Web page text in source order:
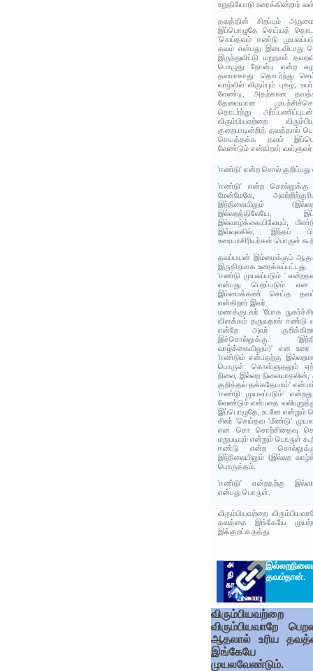
உறுதியோடு உரைக்கின்றார்
தவத்தின் சிறப்பும்‌
இப்‌பொழுதே செய்யத்‌
'செய்தவம் ஈண்டு
தவம் என்பது இடைவிடாது
இருந்துவிட்டு மறுநாள்
பொழுது நோன்பு என்ற
தவமாகாது. தொடர்ந்து
வாழ்வில் விரும்பும் புகழ்,
வேண்டி, அதற்கான
தேவையான
தொடர்ந்து
விரும்பியவற்றை
குறைபாடின்றித் தவத்தால்
செயத்தக்க தவம்
வேண்டும் என்கிறார்
'ஈண்டு' என்ற சொல்
'ஈண்டு' என்ற சொல்லுக்கு
மேன்மேலே,
இந்நிலையிலும்
இல்லறத்திலேயே,
இல்வாழ்க்கையிலேயும்,
இவ்வுலகில், இந்தப்
உரையாசிரியர்கள் பொருள்
தவப்பயன் இம்மைக்கும்
இருதிறமாக உரைக்கப்பட்டது.
'ஈண்டு முயலப்படும் '
என்பது பெறப்படும் என
இம்மைக்கண் செய்த தவம்
என்கிறார் இவர்.
மணக்குடவர் 'போக
விளக்கம் தருவதால் ஈண்டு
என்றே அவர்
இச்சொல்லுக்கு
வாழ்க்கையிலும்)' என
'ஈண்டும் என்பதற்கு
பொருள் கொள்ளுதலும்
நிலை, இல்லற
குறித்தல் தக்கதேயாம்'
'ஈண்டு முயலப்படும்'
வேண்டும் என்பதை
இப்பொழுதே, உடனே என்றும்
சிலர் 'செய்தவ 'மீண்டு'
என சொ சொற்சிதைவு
மறுபடியும் என்றும் பொருள்
ஈண்டு என்ற
இந்நிலையிலும் (இல்லற
பொருத்தம்.
'ஈண்டு' என்றதற்கு
என்பது பொருள்.
விரும்பியவற்றை
தவத்தை இங்கேயே
இக்குறட்கருத்து.
தவம்தான்.
விரும்பியவற்றை
விரும்பியவாறே
ஆதலால் உரிய
இங்கேயே
முயலவேண்டும்.